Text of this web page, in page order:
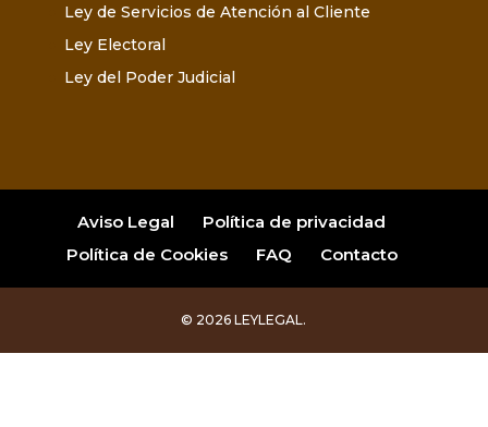
Ley de Servicios de Atención al Cliente
Ley Electoral
Ley del Poder Judicial
Aviso Legal
Política de privacidad
Política de Cookies
FAQ Contacto
© 2026 LEYLEGAL.